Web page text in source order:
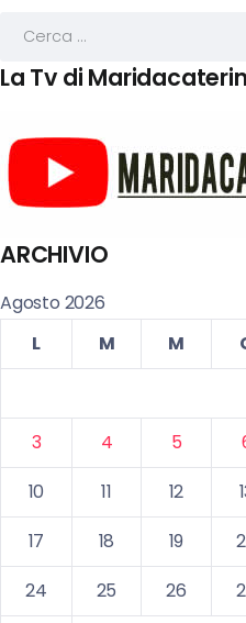
La Tv di
ARCHIVIO
Agosto 2026
L
M M
3
4 5
10
11 12
17
18 19
24
25 26